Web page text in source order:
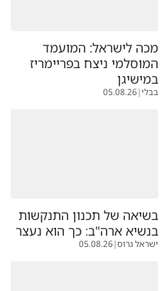
מכה לישראל: המועמד
המוסלמי ניצח בפריימריז
במישיגן
בבלי|
05.08.26
בשיאה של תכנון התנקשות
בנשיא ארה"ב: כך הוא נעצר
ישראל גרוס|
05.08.26